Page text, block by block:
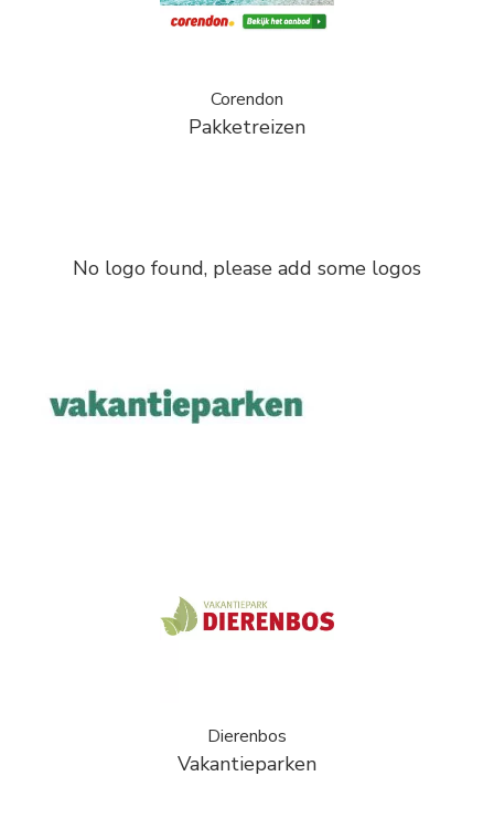
Corendon
Pakketreizen
No logo found, please add some logos
Dierenbos
Vakantieparken